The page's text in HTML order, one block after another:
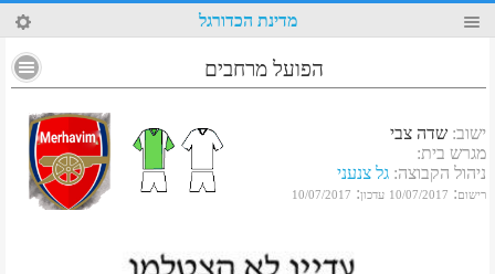
40 מדינת הכדורגל
הפועל מרחבים
ישוב: שדה צבי
מגרש בית:
ניהול הקבוצה: גל צנעני
רישום:
10/07/2017 עדכון:
10/07/2017